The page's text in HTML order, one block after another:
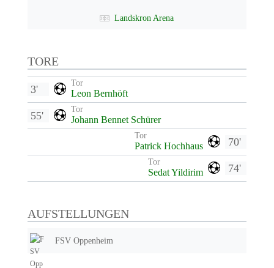
Landskron Arena
TORE
Tor
Leon Bernhöft
3'
Tor
Johann Bennet Schürer
55'
70'
Tor
Patrick Hochhaus
74'
Tor
Sedat Yildirim
AUFSTELLUNGEN
FSV Oppenheim